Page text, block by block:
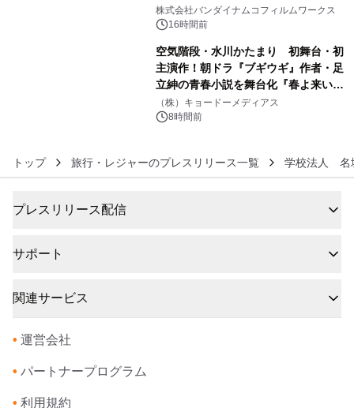
像『UNICORN GUNDAM Statue ―
BEYOND POSSIBILITY ―』を上映！
株式会社バンダイナムコフィルムワークス
16時間前
空気階段・水川かたまり 初舞台・初
主演作！朝ドラ『ブギウギ』作者・足
立紳の青春小説を舞台化『春よ来い、
マジで来い』キービジュアル解禁！
（株）キョードーメディアス
8時間前
トップ 旅行・レジャーのプレスリリース一覧 学校法人 名
プレスリリース配信
サポート
関連サービス
• 運営会社
• パートナープログラム
• 利用規約